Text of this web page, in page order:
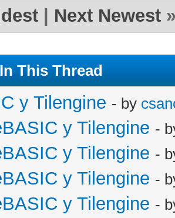
Next Newest
This Thread
y Tilengine - by
y Tilengine -
y Tilengine -
y Tilengine -
y Tilengine -